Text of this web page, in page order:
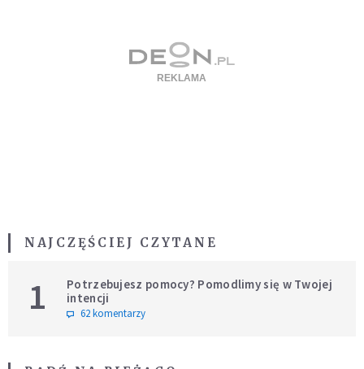
NAJCZĘŚCIEJ CZYTANE
1
Potrzebujesz pomocy? Pomodlimy się w Twojej
intencji
62 komentarzy